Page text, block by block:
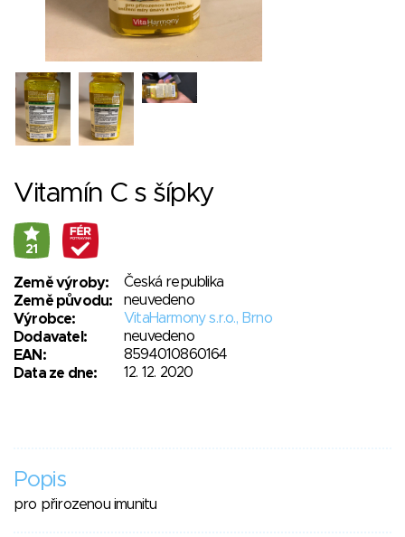
Vitamín C s šípky
21
Země výroby:
Česká republika
Země původu:
neuvedeno
Výrobce:
VitaHarmony s.r.o., Brno
Dodavatel:
neuvedeno
EAN:
8594010860164
Data ze dne:
12. 12. 2020
Popis
pro přirozenou imunitu